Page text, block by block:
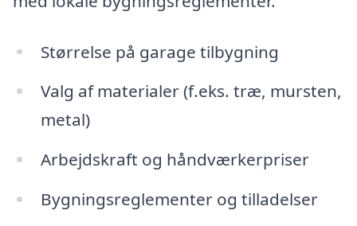
Størrelse på garage tilbygning
Valg af materialer (f.eks. træ, mursten,
metal)
Arbejdskraft og håndværkerpriser
Bygningsreglementer og tilladelser